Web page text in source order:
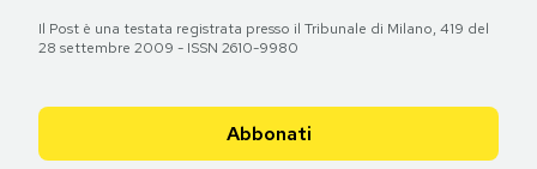
Il Post è una testata registrata presso il Tribunale di Milano, 419 del
28 settembre 2009 - ISSN 2610-9980
Abbonati